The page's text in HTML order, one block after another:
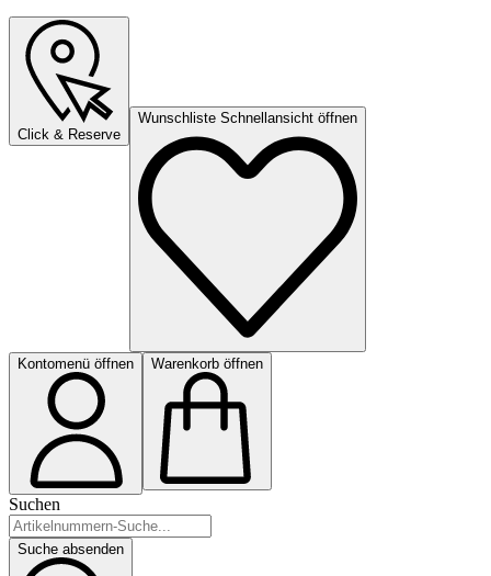
Click & Reserve
Wunschliste Schnellansicht öffnen
Kontomenü öffnen Warenkorb öffnen
Suchen
Suche absenden